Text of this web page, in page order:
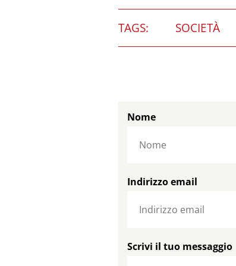
TAGS: SOCIETÀ
Nome
Indirizzo email
Scrivi il tuo messaggio